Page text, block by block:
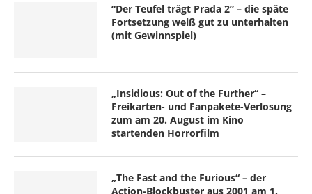
“Der Teufel trägt Prada 2” – die späte
Fortsetzung weiß gut zu unterhalten
(mit Gewinnspiel)
„Insidious: Out of the Further“ –
Freikarten- und Fanpakete-Verlosung
zum am 20. August im Kino
startenden Horrorfilm
„The Fast and the Furious“ – der
Action-Blockbuster aus 2001 am 1.